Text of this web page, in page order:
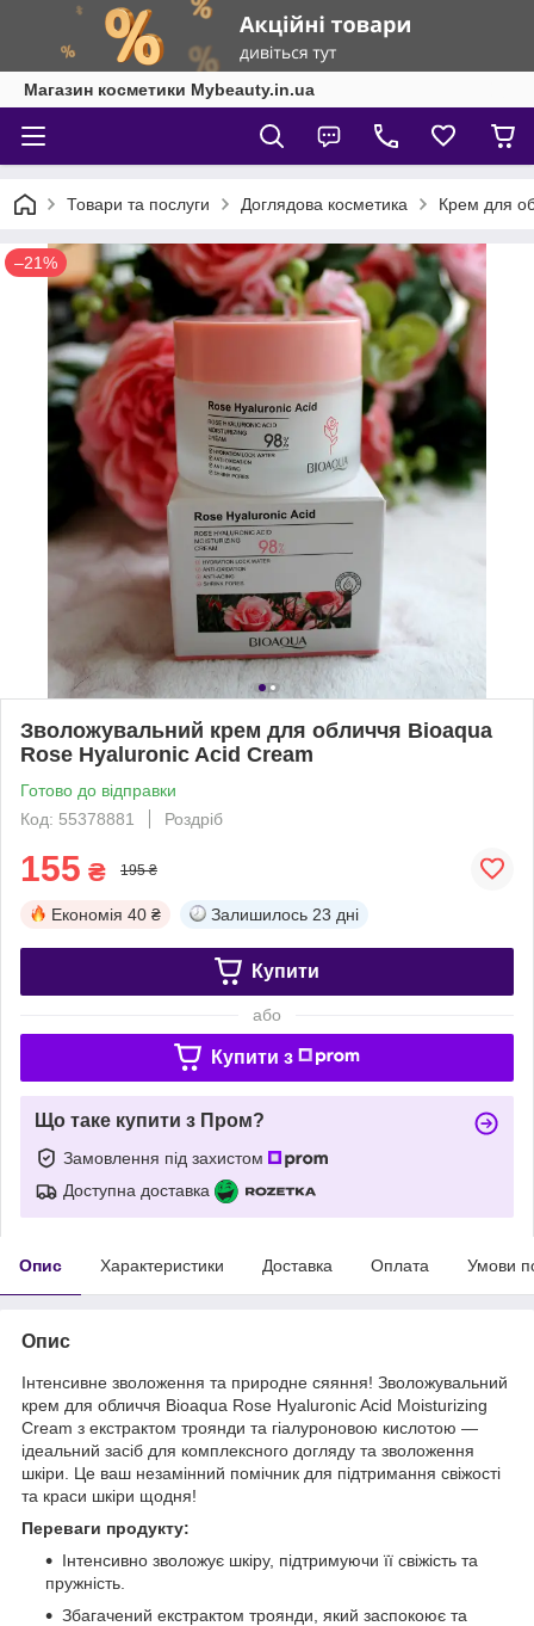
Магазин косметики Mybeauty.in.ua
Товари та послуги Доглядова косметика Крем для
–21%
Зволожувальний крем для обличчя Bioaqua
Rose Hyaluronic Acid Cream
Готово до відправки
Код: 55378881
Роздріб
155 ₴ 195 ₴
Економія 40 ₴ Залишилось 23 дні
Купити
або
Купити з
Що таке купити з Пром?
Замовлення під захистом
Доступна доставка
Опис Характеристики Доставка Оплата Умови
Опис
Інтенсивне зволоження та природне сяяння! Зволожувальний
крем для обличчя Bioaqua Rose Hyaluronic Acid Moisturizing
Cream з екстрактом троянди та гіалуроновою кислотою —
ідеальний засіб для комплексного догляду та зволоження
шкіри. Це ваш незамінний помічник для підтримання свіжості
та краси шкіри щодня!
Переваги продукту:
Інтенсивно зволожує шкіру, підтримуючи її свіжість та
пружність.
Збагачений екстрактом троянди, який заспокоює та